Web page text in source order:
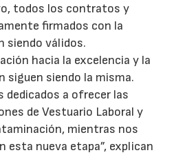
todos los contratos y
firmados con la
siendo válidos.
hacia la excelencia y la
siguen siendo la misma.
dedicados a ofrecer las
de Vestuario Laboral y
mientras nos
esta nueva etapa”, explican